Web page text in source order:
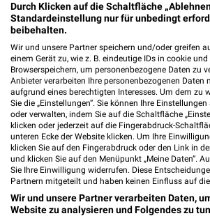
Erlebe mit Lidl und Andre Agassi die neuesten Silvercrest Küchengeräte
17.04.2026 10.04.2026
Durch Klicken auf die Schaltfläche
Standardeinstellung nur für unbedingt
beibehalten.
Wir und unsere Partner speichern und/oder greifen
einem Gerät zu, wie z. B. eindeutige IDs in cookie und
Browserspeichern, um personenbezogene Daten zu
Anbieter verarbeiten Ihre personenbezogenen Daten
aufgrund eines berechtigten Interesses. Um dem zu
Sie die „Einstellungen“. Sie können Ihre
oder verwalten, indem Sie auf die Schaltfläche
klicken oder jederzeit auf die Fingerabdruck-
unteren Ecke der Website klicken. Um Ihre
klicken Sie auf den Fingerabdruck oder den Link in
und klicken Sie auf den Menüpunkt „Meine Daten“.
Sie Ihre Einwilligung widerrufen. Diese
Partnern mitgeteilt und haben keinen Einfluss auf
Wir und unsere Partner verarbeiten Daten,
Website zu analysieren und Folgendes zu